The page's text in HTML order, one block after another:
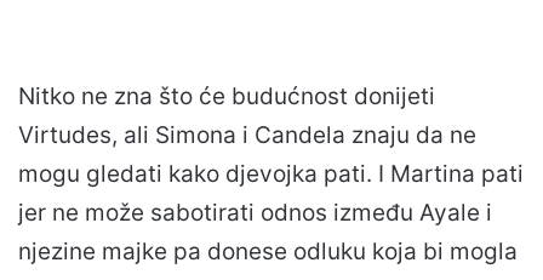
Nitko ne zna što će budućnost donijeti
Virtudes, ali Simona i Candela znaju da ne
mogu gledati kako djevojka pati. I Martina pati
jer ne može sabotirati odnos između Ayale i
njezine majke pa donese odluku koja bi mogla